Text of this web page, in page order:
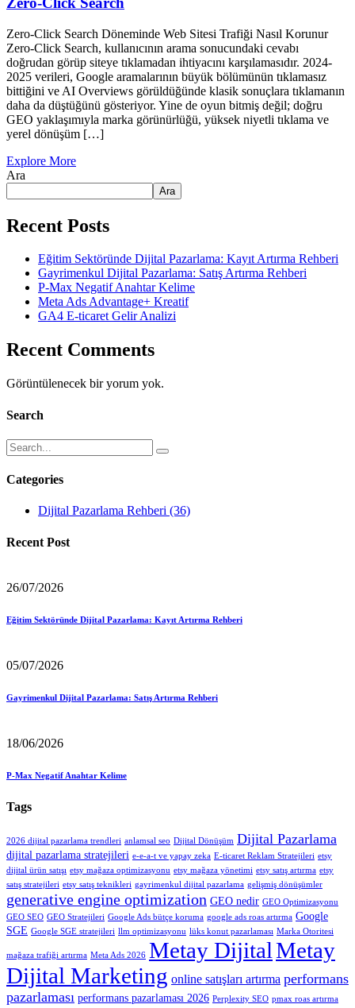
Zero-Click Search Döneminde Web Sitesi Trafiği Nasıl Korunur
Zero-Click Search, kullanıcının arama sonucundaki cevabı
doğrudan görüp siteye tıklamadan ihtiyacını karşılamasıdır. 2024-
2025 verileri, Google aramalarının büyük bölümünün tıklamasız
bittiğini ve AI Overviews görüldüğünde klasik sonuçlara tıklamanın
daha da düştüğünü gösteriyor. Yine de oyun bitmiş değil; doğru
GEO yaklaşımıyla marka görünürlüğü, yüksek niyetli tıklama ve
yerel dönüşüm […]
Explore More
Ara
Ara
Recent Posts
Eğitim Sektöründe Dijital Pazarlama: Kayıt Artırma Rehberi
Gayrimenkul Dijital Pazarlama: Satış Artırma Rehberi
P-Max Negatif Anahtar Kelime
Meta Ads Advantage+ Kreatif
GA4 E-ticaret Gelir Analizi
Recent Comments
Görüntülenecek bir yorum yok.
Search
Categories
Dijital Pazarlama Rehberi (36)
Recent Post
26/07/2026
Eğitim Sektöründe Dijital Pazarlama: Kayıt Artırma Rehberi
05/07/2026
Gayrimenkul Dijital Pazarlama: Satış Artırma Rehberi
18/06/2026
P-Max Negatif Anahtar Kelime
Tags
2026 dijital pazarlama trendleri anlamsal seo Dijital Dönüşüm Dijital Pazarlama
dijital pazarlama stratejileri e-e-a-t ve yapay zeka E-ticaret Reklam Stratejileri etsy
dijital ürün satışı etsy mağaza optimizasyonu etsy mağaza yönetimi etsy satış artırma etsy
satış stratejileri etsy satış teknikleri gayrimenkul dijital pazarlama gelişmiş dönüşümler
generative engine optimization GEO nedir GEO Optimizasyonu
GEO SEO GEO Stratejileri Google Ads bütçe koruma google ads roas artırma Google
SGE Google SGE stratejileri llm optimizasyonu lüks konut pazarlaması Marka Otoritesi
mağaza trafiği artırma Meta Ads 2026 Metay DijitalMetay
Dijital Marketing online satışları artırma performans
pazarlaması performans pazarlaması 2026 Perplexity SEO pmax roas artırma